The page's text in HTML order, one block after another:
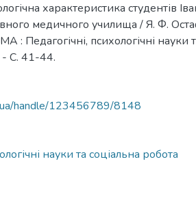
характеристика студентів
медичного училища / Я. Ф.
: Педагогічні, психологічні науки
- С. 41-44.
handle/123456789/8148
науки та соціальна робота